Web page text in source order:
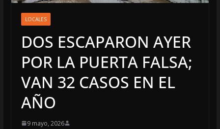
LOCALES
DOS ESCAPARON AYER
POR LA PUERTA FALSA;
VAN 32 CASOS EN EL
AÑO
9 mayo, 2026